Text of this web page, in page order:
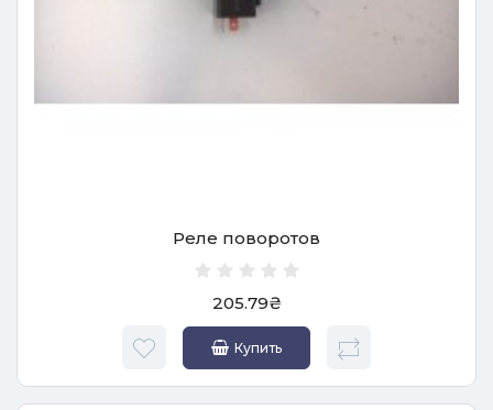
Реле поворотов
205.79₴
Купить